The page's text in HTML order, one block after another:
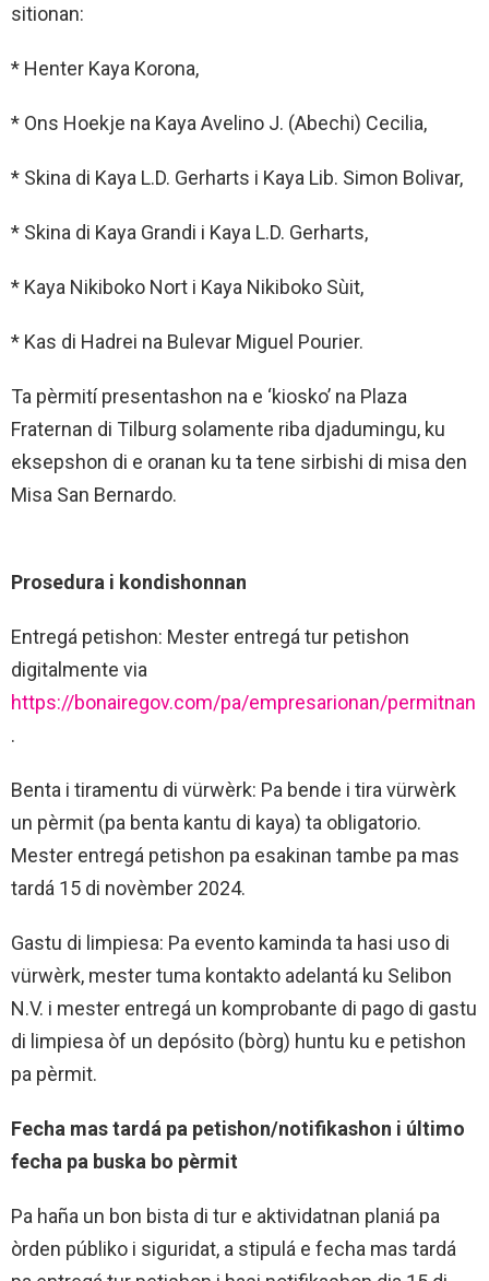
sitionan:
* Henter Kaya Korona,
* Ons Hoekje na Kaya Avelino J. (Abechi) Cecilia,
* Skina di Kaya L.D. Gerharts i Kaya Lib. Simon Bolivar,
* Skina di Kaya Grandi i Kaya L.D. Gerharts,
* Kaya Nikiboko Nort i Kaya Nikiboko Sùit,
* Kas di Hadrei na Bulevar Miguel Pourier.
Ta pèrmití presentashon na e ‘kiosko’ na Plaza
Fraternan di Tilburg solamente riba djadumingu, ku
eksepshon di e oranan ku ta tene sirbishi di misa den
Misa San Bernardo.
Prosedura i kondishonnan
Entregá petishon: Mester entregá tur petishon
digitalmente via
https://bonairegov.com/pa/empresarionan/permitnan
.
Benta i tiramentu di vürwèrk: Pa bende i tira vürwèrk
un pèrmit (pa benta kantu di kaya) ta obligatorio.
Mester entregá petishon pa esakinan tambe pa mas
tardá 15 di novèmber 2024.
Gastu di limpiesa: Pa evento kaminda ta hasi uso di
vürwèrk, mester tuma kontakto adelantá ku Selibon
N.V. i mester entregá un komprobante di pago di gastu
di limpiesa òf un depósito (bòrg) huntu ku e petishon
pa pèrmit.
Fecha mas tardá pa petishon/notifikashon i último
fecha pa buska bo pèrmit
Pa haña un bon bista di tur e aktividatnan planiá pa
òrden públiko i siguridat, a stipulá e fecha mas tardá